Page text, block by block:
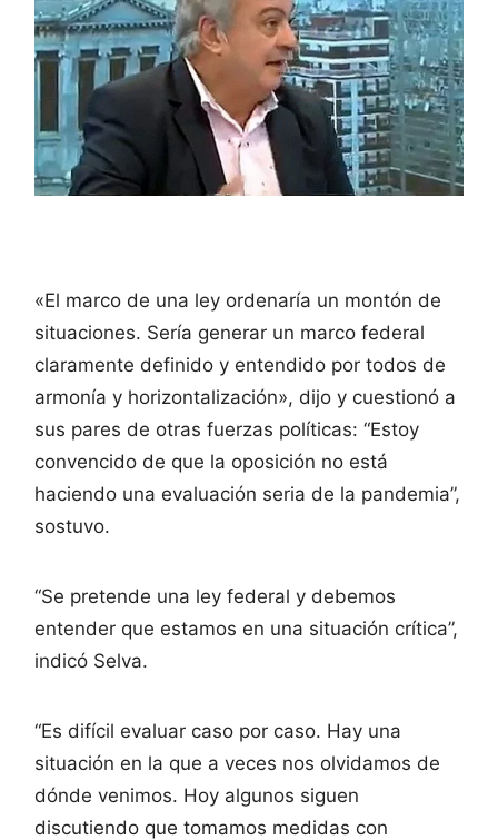
«El marco de una ley ordenaría un montón de
situaciones. Sería generar un marco federal
claramente definido y entendido por todos de
armonía y horizontalización», dijo y cuestionó a
sus pares de otras fuerzas políticas: “Estoy
convencido de que la oposición no está
haciendo una evaluación seria de la pandemia”,
sostuvo.
“Se pretende una ley federal y debemos
entender que estamos en una situación crítica”,
indicó Selva.
“Es difícil evaluar caso por caso. Hay una
situación en la que a veces nos olvidamos de
dónde venimos. Hoy algunos siguen
discutiendo que tomamos medidas con